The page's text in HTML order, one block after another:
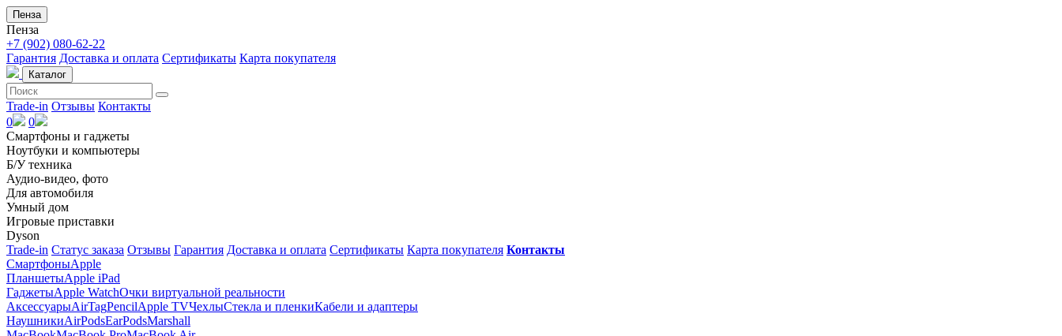
Пенза
Пенза
+7 (902) 080-62-22
Гарантия Доставка и оплата Сертификаты Карта покупателя
Каталог
Trade-in Отзывы Контакты
0
0
Смартфоны и гаджеты
Ноутбуки и компьютеры
Б/У техника
Аудио-видео, фото
Для автомобиля
Умный дом
Игровые приставки
Dyson
Trade-in Статус заказа Отзывы Гарантия Доставка и оплата Сертификаты Карта покупателя Контакты
СмартфоныApple
ПланшетыApple iPad
ГаджетыApple WatchОчки виртуальной реальности
АксессуарыAirTagPencilApple TVЧехлыСтекла и пленкиКабели и адаптеры
НаушникиAirPodsEarPodsMarshall